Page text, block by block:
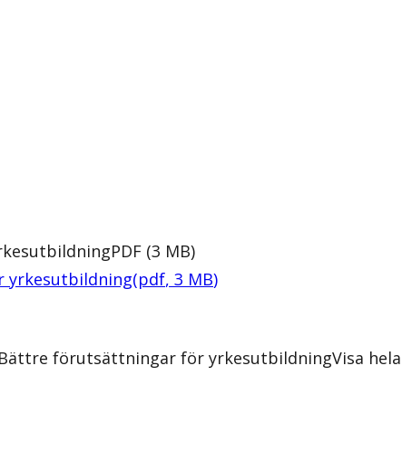
PDF (3 MB)
yrkesutbildning(pdf, 3 MB)
Bättre förutsättningar för yrkesutbildningVisa